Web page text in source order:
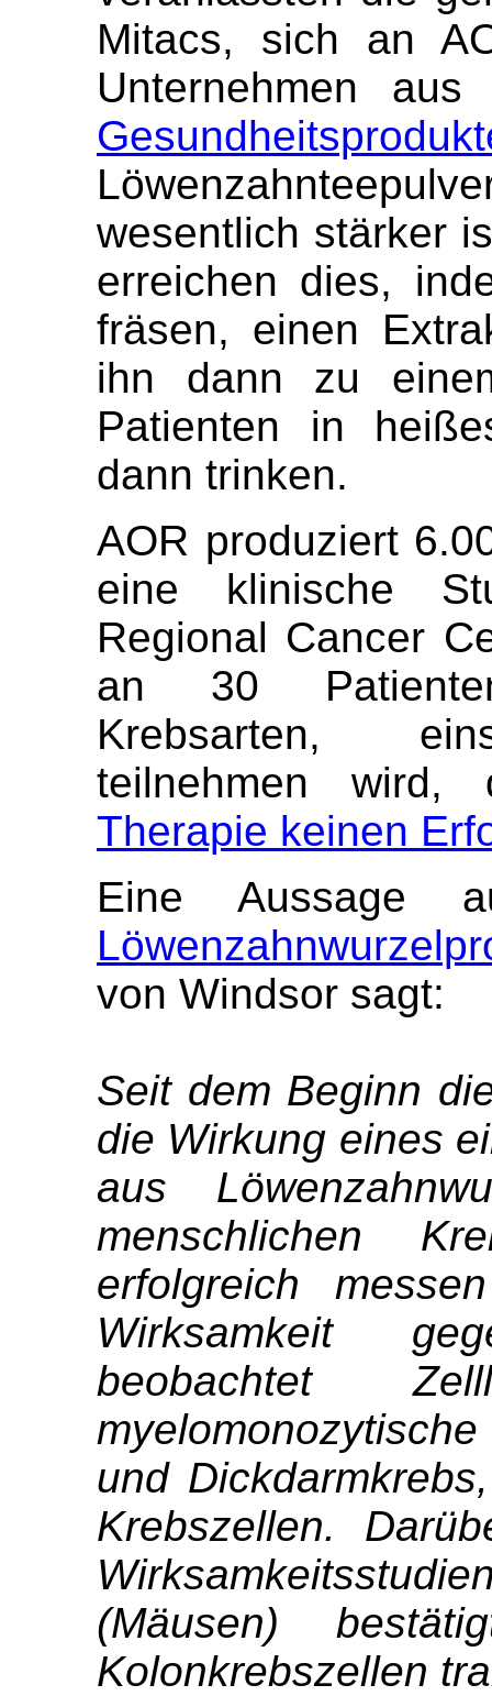
Mitacs, sich an
Unternehmen
wesentlich stärker
erreichen dies,
fräsen, einen
ihn dann zu
Patienten in
dann trinken.
AOR produziert
eine klinische
Regional Cancer
an 30
Krebsarten,
teilnehmen
Therapie keinen
Eine
von Windsor sagt:
Seit dem Beginn
die Wirkung eines
aus
menschlichen
erfolgreich
Wirksamkeit
beobachtet
und
Krebszellen.
(Mäusen)
Kolonkrebszellen